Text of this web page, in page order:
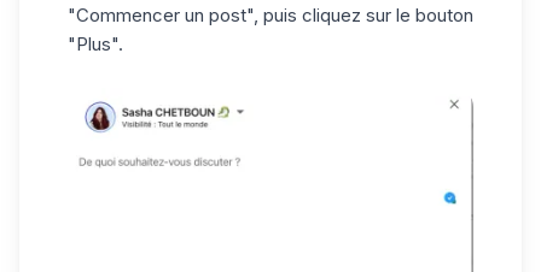
"Commencer un post", puis cliquez sur le bouton
"Plus".